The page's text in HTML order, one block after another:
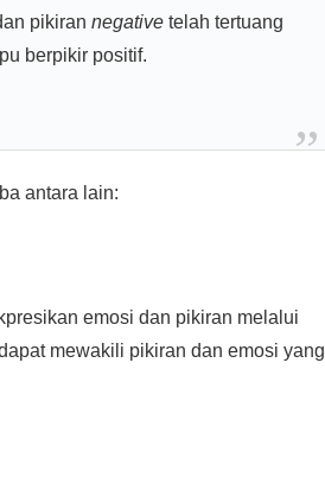
pikiran negativetelah tertuang
berpikir positif.
antara lain:
emosi dan pikiran melalui
mewakili pikiran dan emosi yang